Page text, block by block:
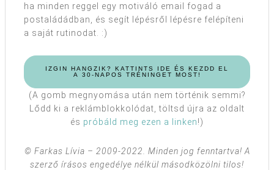
ha minden reggel egy motiváló email fogad a
postaládádban, és segít lépésről lépésre felépíteni
a saját rutinodat. :)
IZGIN HANGZIK? KATTINTS IDE ÉS KEZDD EL
A 30-NAPOS TRÉNINGET MOST!
(A gomb megnyomása után nem történik semmi?
Lődd ki a reklámblokkolódat, töltsd újra az oldalt
és próbáld meg ezen a linken!)
© Farkas Lívia – 2009-2022. Minden jog fenntartva! A
szerző írásos engedélye nélkül másodközölni tilos!